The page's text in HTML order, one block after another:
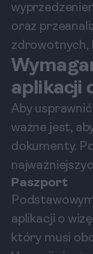
oraz
zdrowotnych,
aplikacji
Aby
ważne jest,
dokumenty.
Paszport
aplikacji o
który musi